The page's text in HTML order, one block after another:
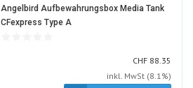
Angelbird Aufbewahrungsbox Media Tank
CFexpress Type A
CHF CHF
88.35
inkl. MwSt (8.1%)